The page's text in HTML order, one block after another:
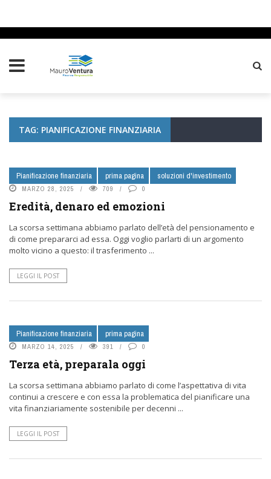
TAG: PIANIFICAZIONE FINANZIARIA
Pianificazione finanziaria prima pagina soluzioni d'investimento
MARZO 28, 2025 709 0
Eredità, denaro ed emozioni
La scorsa settimana abbiamo parlato dell’età del pensionamento e
di come prepararci ad essa. Oggi voglio parlarti di un argomento
molto vicino a questo: il trasferimento ...
LEGGI IL POST
Pianificazione finanziaria prima pagina
MARZO 14, 2025 391 0
Terza età, preparala oggi
La scorsa settimana abbiamo parlato di come l’aspettativa di vita
continui a crescere e con essa la problematica del pianificare una
vita finanziariamente sostenibile per decenni ...
LEGGI IL POST